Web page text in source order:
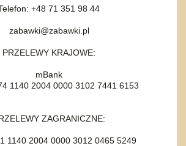
+48 71 351 98 44
zabawki@zabawki.pl
PRZELEWY KRAJOWE:
mBank
1140 2004 0000 3102 7441 6153
ZAGRANICZNE:
1140 2004 0000 3012 0465 5249